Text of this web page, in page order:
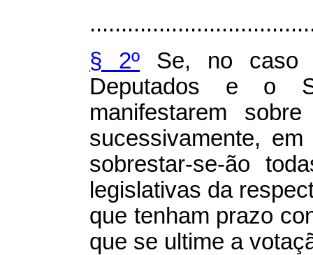
§ 2º Se, no caso
Deputados e o
manifestarem
sucessivamente,
sobrestar-se-ão
legislativas da
que tenham prazo
que se ultime a